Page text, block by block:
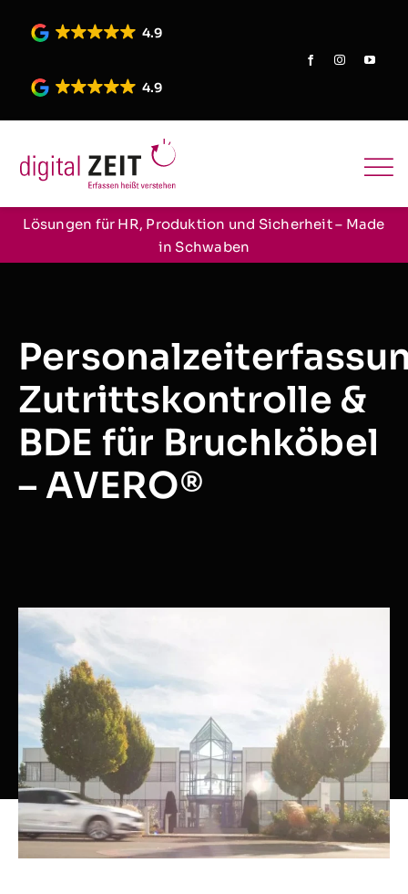
4.9
4.9
Lösungen für HR, Produktion und Sicherheit – Made
in Schwaben
Zutrittskontrolle &
BDE für Bruchköbel
– AVERO®